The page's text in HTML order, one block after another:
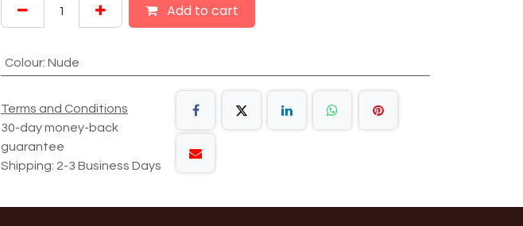
Add to cart
Colour: Nude
Terms and Conditions
30-day money-back
guarantee
Shipping: 2-3 Business Days